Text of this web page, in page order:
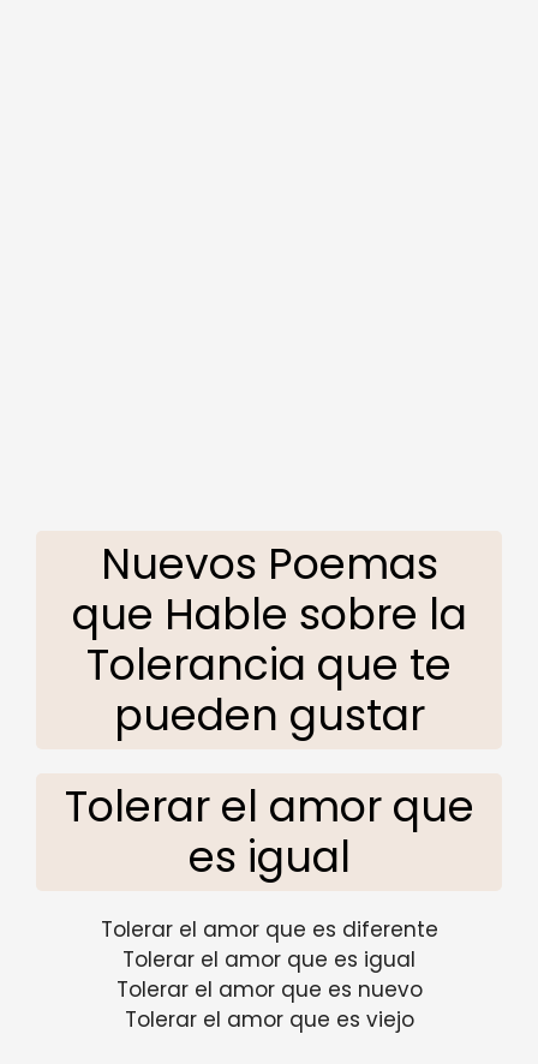
Nuevos Poemas
que Hable sobre la
Tolerancia que te
pueden gustar
Tolerar el amor que
es igual
Tolerar el amor que es diferente
Tolerar el amor que es igual
Tolerar el amor que es nuevo
Tolerar el amor que es viejo